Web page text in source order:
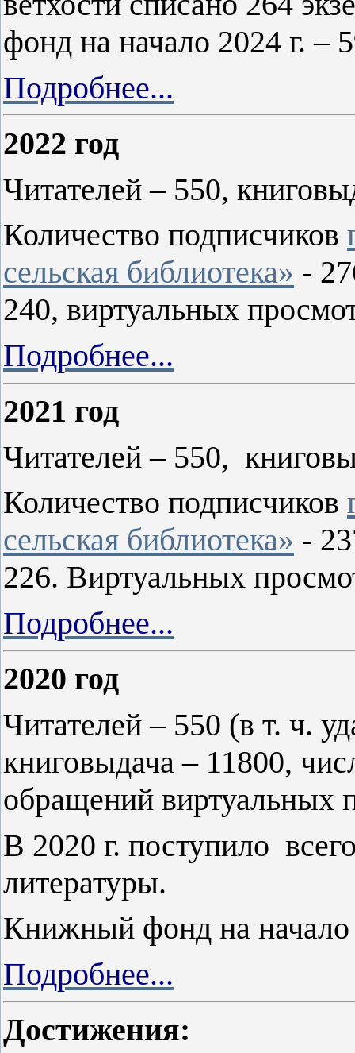
фонд на начало 2024 г. –
Подробнее...
2022 год
Читателей – 550,
Количество подписчиков
сельская библиотека» -
240, виртуальных
Подробнее...
2021 год
Читателей – 550,
Количество подписчиков
сельская библиотека» -
226. Виртуальных
Подробнее...
2020 год
Читателей – 550 (в т. ч.
книговыдача – 11800,
обращений виртуальных
В 2020 г. поступило
литературы.
Книжный фонд на начало
Подробнее...
Достижения: